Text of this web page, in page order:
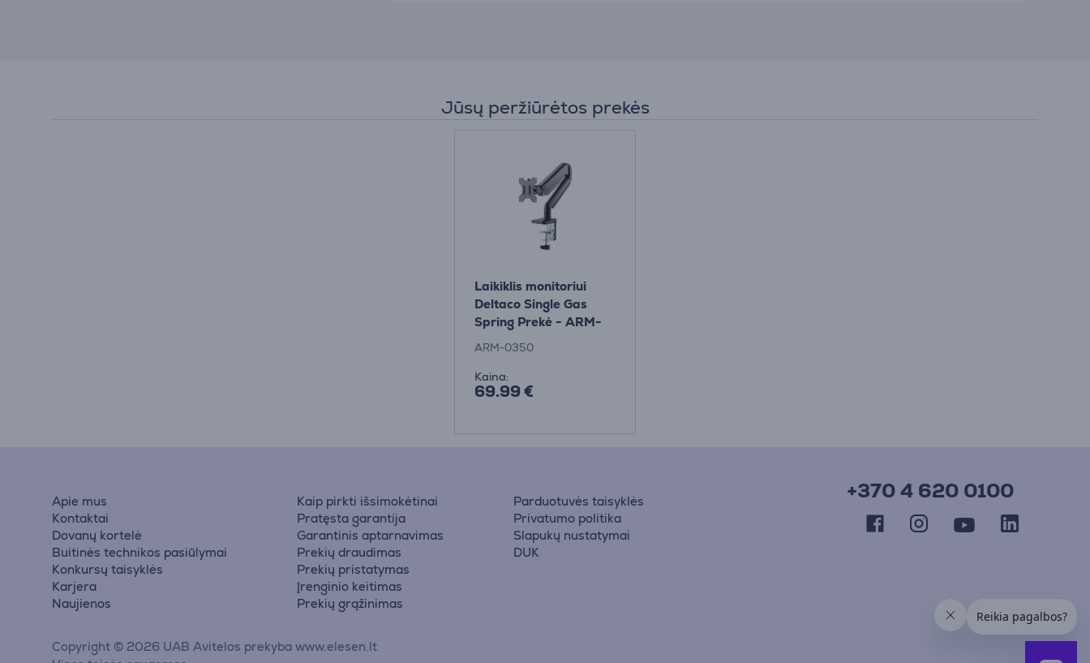
Jūsų peržiūrėtos prekės
Laikiklis monitoriui
Deltaco Single Gas
Spring Prekė - ARM-
0350
ARM-0350
Kaina:
69.99 €
Apie mus
Kontaktai
Dovanų kortelė
Buitinės technikos pasiūlymai
Konkursų taisyklės
Karjera
Naujienos
Kaip pirkti išsimokėtinai
Pratęsta garantija
Garantinis aptarnavimas
Prekių draudimas
Prekių pristatymas
Įrenginio keitimas
Prekių grąžinimas
Parduotuvės taisyklės
Privatumo politika
Slapukų nustatymai
DUK
+370 4 620 0100
Copyright © 2026 UAB Avitelos prekyba www.elesen.lt